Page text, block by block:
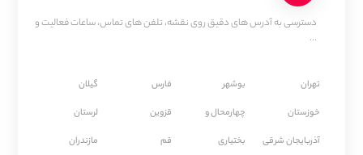
دسترسی به آدرس های دقیق روی نقشه، تلفن های تماس، ساعات فعالیت و
...
تهران
خوزستان
آذربایجان شرقی
بوشهر
چهارمحال و
بختیاری
فارس
قزوین
قم
گیلان
لرستان
مازندران